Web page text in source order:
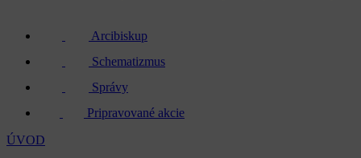
Arcibiskup
Schematizmus
Správy
Pripravované akcie
ÚVOD